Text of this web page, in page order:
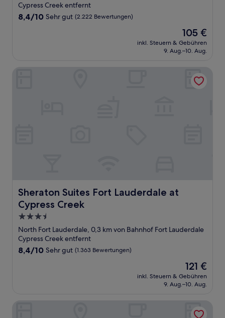
Unterkunft
Cypress Creek entfernt
8.4
Bewertungen)
8,4/10 Sehr gut (2.222 Bewertungen)
Der
Preis
beträgt
105 €
inkl. Steuern & Gebühren
9. Aug.–10. Aug.
Sheraton Suites Fort Lauderdale at
Cypress Creek
Sheraton Suites Fort Lauderdale at Cypress Creek
3.5-
Sterne-
Unterkunft
North Fort Lauderdale, 0,3 km von Bahnhof Fort Lauderdale
Cypress Creek entfernt
8.4
Bewertungen)
8,4/10 Sehr gut (1.363 Bewertungen)
Der
Preis
beträgt
121 €
inkl. Steuern & Gebühren
9. Aug.–10. Aug.
Hawthorn Extended Stay By Wyndham Ft Lauderdale